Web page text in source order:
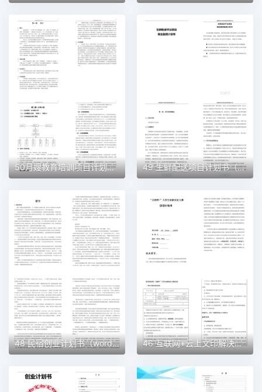
50月嫂教育培训项目计划书（word＋ppt配套）创业计划书word模板 49 生鲜配送项目计划书（word＋ppt配套）创业计划书word模板
48 民宿创业计划书（word＋ppt配套）创业计划书word模板 46 互联网+云上文印解决方案创业计划书（word＋ppt配套）创业计划书word模板